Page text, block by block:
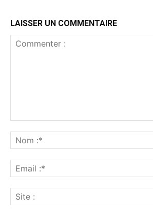
LAISSER UN COMMENTAIRE